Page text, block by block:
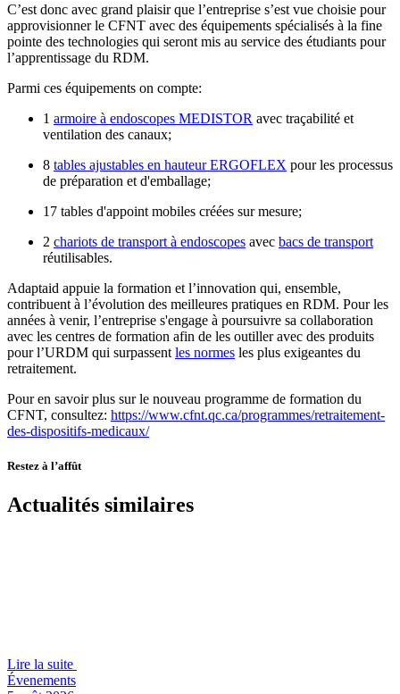
C’est donc avec grand plaisir que l’entreprise s’est vue choisie pour
approvisionner le CFNT avec des équipements spécialisés à la fine
pointe des technologies qui seront mis au service des étudiants pour
l’apprentissage du RDM.
Parmi ces équipements on compte:
1 armoire à endoscopes MEDISTOR avec traçabilité et
ventilation des canaux;
8 tables ajustables en hauteur ERGOFLEX pour les processus
de préparation et d'emballage;
17 tables d'appoint mobiles créées sur mesure;
2 chariots de transport à endoscopes avec bacs de transport
réutilisables.
Adaptaid appuie la formation et l’innovation qui, ensemble,
contribuent à l’évolution des meilleures pratiques en RDM. Pour les
années à venir, l’entreprise s'engage à poursuivre sa collaboration
avec les centres de formation afin de les outiller avec des produits
pour l’URDM qui surpassent les normes les plus exigeantes du
retraitement.
Pour en savoir plus sur le nouveau programme de formation du
CFNT, consultez: https://www.cfnt.qc.ca/programmes/retraitement-
des-dispositifs-medicaux/
Restez à l’affût
Actualités similaires
Lire la suite
Évenements